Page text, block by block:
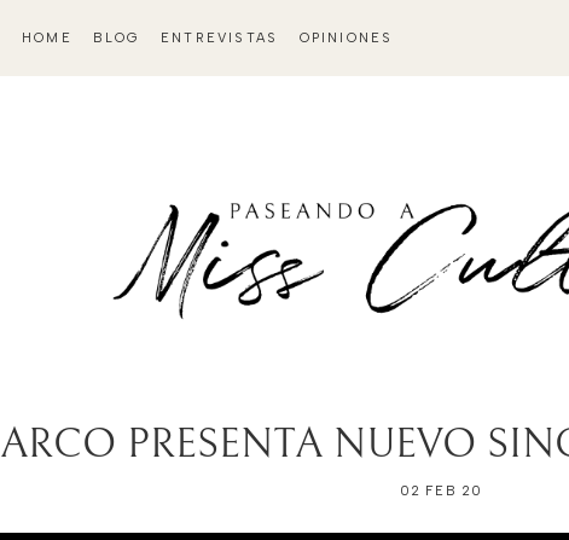
HOME BLOG ENTREVISTAS OPINIONES
ARCO PRESENTA NUEVO
02 FEB 20